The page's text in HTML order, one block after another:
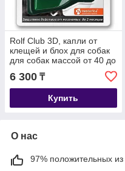
Rolf Club 3D, капли от
клещей и блох для собак
для собак массой от 40 до
60 кг, уп.1 пипетка
6 300 ₸
Купить
О нас
97% положительных из